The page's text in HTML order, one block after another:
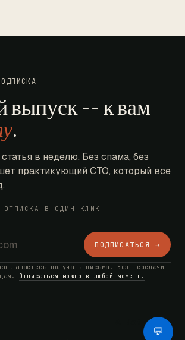
-- к вам
.
в неделю. Без спама, без
практикующий CTO, который все
В ОДИН КЛИК
ПОДПИСАТЬСЯ →
получать письма. Без передачи
Отписаться можно в любой момент.
💬